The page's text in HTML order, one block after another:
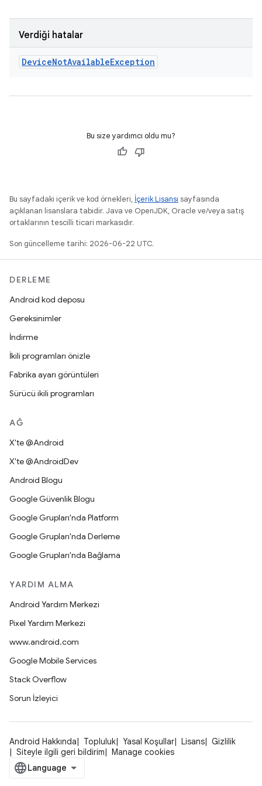
Verdiği hatalar
DeviceNotAvailableException
Bu size yardımcı oldu mu?
Bu sayfadaki içerik ve kod örnekleri, İçerik Lisansı sayfasında
açıklanan lisanslara tabidir. Java ve OpenJDK, Oracle ve/veya satış
ortaklarının tescilli ticari markasıdır.
Son güncelleme tarihi: 2026-06-22 UTC.
DERLEME
Android kod deposu
Gereksinimler
İndirme
İkili programları önizle
Fabrika ayarı görüntüleri
Sürücü ikili programları
AĞ
X'te @Android
X'te @AndroidDev
Android Blogu
Google Güvenlik Blogu
Google Grupları'nda Platform
Google Grupları'nda Derleme
Google Grupları'nda Bağlama
YARDIM ALMA
Android Yardım Merkezi
Pixel Yardım Merkezi
www.android.com
Google Mobile Services
Stack Overflow
Sorun İzleyici
Android Hakkında Topluluk Yasal Koşullar Lisans
Gizlilik
Siteyle ilgili geri bildirim
Manage cookies